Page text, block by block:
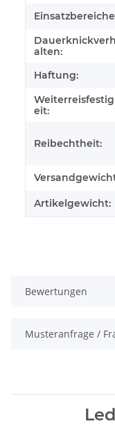
Dauerknickverh
alten:
Haftung:
eit:
Reibechtheit:
Artikelgewicht:
Bewertungen
Musteranfrage /